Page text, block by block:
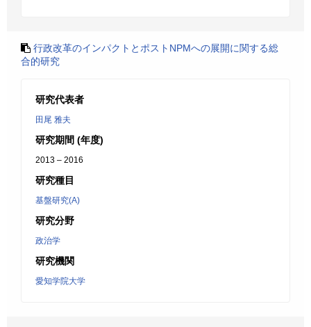
行政改革のインパクトとポストNPMへの展開に関する総
合的研究
研究代表者
田尾 雅夫
研究期間 (年度)
2013 – 2016
研究種目
基盤研究(A)
研究分野
政治学
研究機関
愛知学院大学